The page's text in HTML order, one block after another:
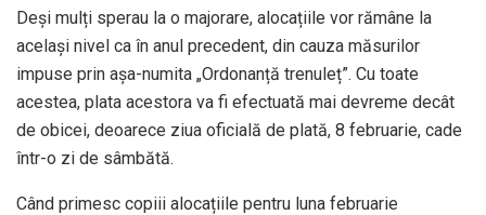
Deși mulți sperau la o majorare, alocațiile vor rămâne la
același nivel ca în anul precedent, din cauza măsurilor
impuse prin așa-numita „Ordonanță trenuleț”. Cu toate
acestea, plata acestora va fi efectuată mai devreme decât
de obicei, deoarece ziua oficială de plată, 8 februarie, cade
într-o zi de sâmbătă.
Când primesc copiii alocațiile pentru luna februarie